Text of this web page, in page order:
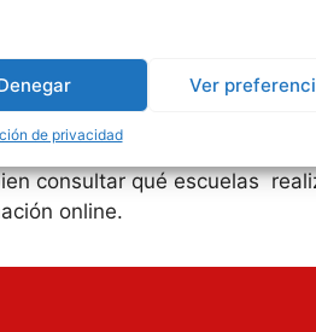
Ver
de privacidad
para
alternativa
dependiendo
consultar qué escuelas
online.